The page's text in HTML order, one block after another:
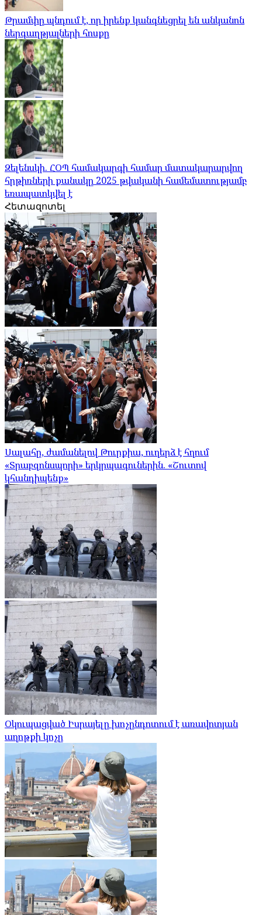
Թրամփը պնդում է, որ իրենք կանգնեցրել են անկանոն
ներգաղթյալների հոսքը
Զելենսկի. ՀՕՊ համակարգի համար մատակարարվող
հրթիռների քանակը 2025 թվականի համեմատությամբ
եռապատկվել է
Հետազոտել
Սալահը, ժամանելով Թուրքիա, ուղերձ է հղում
«Տրաբզոնսպորի» երկրպագուներին. «Շուտով
կհանդիպենք»
Օկուպացված Իսրայելը խոչընդոտում է առավոտյան
աղոթքի կոչը